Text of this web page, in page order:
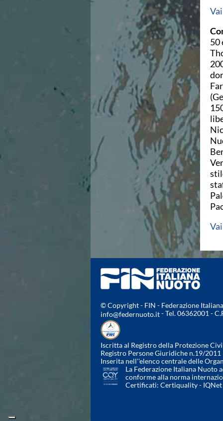
Flash News
Fondo
Eventi
Grand Prix
Norme e documenti
Risultati e Classifiche
Primati
Azzurri
News
Flash News
Salvamento
Norme e documenti
Risultati e Classifiche
Albi d'oro - Primati
Flash News
Campionati Italiani
Circuito Supermaster
Calendario Nazionale Fondo
Risultati e Classifiche
Primati
Graduatorie
Analisi e Approfondimenti
News
Flash News
Formazione
SIT
Sezione Salvamento
GUG
Composizione
Norme e documenti
Formazione
Sedi Regionali e Provinciali
50
© Copyright - FIN - Federazione
info@federnuoto.it- Tel. 06362001 -
Iscritta al Registro della Protezione
Registro Persone Giuridiche n.19/2011
Inserita nell''elenco centrale delle
La Federazione Italiana Nuoto
conforme alla norma
Certificati: Certiquality- IQNet